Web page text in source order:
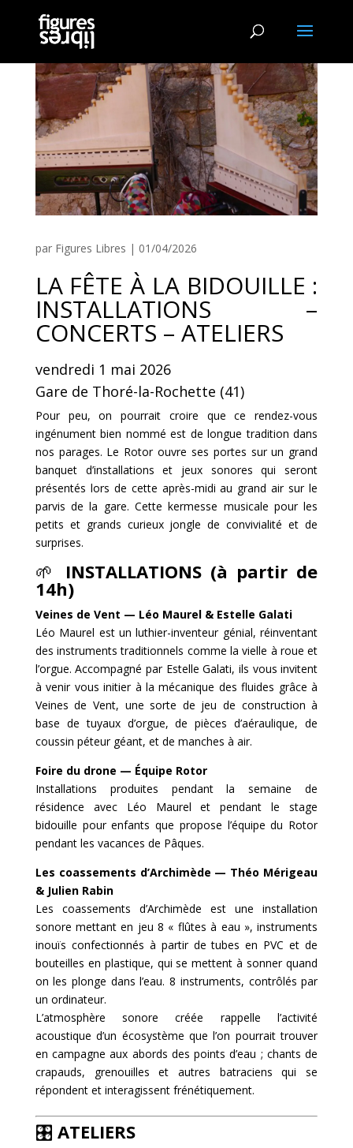
par Figures Libres | 01/04/2026
LA FÊTE À LA BIDOUILLE :
INSTALLATIONS –
CONCERTS – ATELIERS
vendredi 1 mai 2026
Gare de Thoré-la-Rochette (41)
Pour peu, on pourrait croire que ce rendez-vous
ingénument bien nommé est de longue tradition dans
nos parages. Le Rotor ouvre ses portes sur un grand
banquet d’installations et jeux sonores qui seront
présentés lors de cette après-midi au grand air sur le
parvis de la gare. Cette kermesse musicale pour les
petits et grands curieux jongle de convivialité et de
surprises.
🌱 INSTALLATIONS (à partir de
14h)
Veines de Vent — Léo Maurel & Estelle Galati
Léo Maurel est un luthier-inventeur génial, réinventant
des instruments traditionnels comme la vielle à roue et
l’orgue. Accompagné par Estelle Galati, ils vous invitent
à venir vous initier à la mécanique des fluides grâce à
Veines de Vent, une sorte de jeu de construction à
base de tuyaux d’orgue, de pièces d’aéraulique, de
coussin péteur géant, et de manches à air.
Foire du drone — Équipe Rotor
Installations produites pendant la semaine de
résidence avec Léo Maurel et pendant le stage
bidouille pour enfants que propose l’équipe du Rotor
pendant les vacances de Pâques.
Les coassements d’Archimède — Théo Mérigeau
& Julien Rabin
Les coassements d’Archimède est une installation
sonore mettant en jeu 8 « flûtes à eau », instruments
inouïs confectionnés à partir de tubes en PVC et de
bouteilles en plastique, qui se mettent à sonner quand
on les plonge dans l’eau. 8 instruments, contrôlés par
un ordinateur.
L’atmosphère sonore créée rappelle l’activité
acoustique d’un écosystème que l’on pourrait trouver
en campagne aux abords des points d’eau ; chants de
crapauds, grenouilles et autres batraciens qui se
répondent et interagissent frénétiquement.
🎛️ ATELIERS